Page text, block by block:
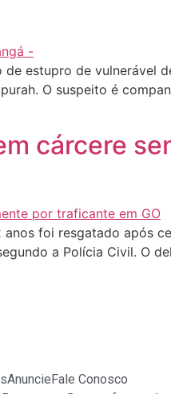
estupro de vulnerável
O suspeito é
cárcere
foi resgatado após
a Polícia Civil. O
AnuncieFale Conosco